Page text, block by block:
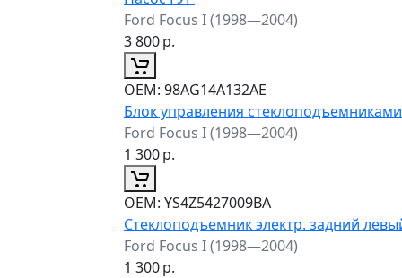
Ford Focus I (1998—2004)
3 800р.
ОЕМ: 98AG14A132AE
Блок управления стеклоподъемниками
Ford Focus I (1998—2004)
1 300р.
ОЕМ: YS4Z5427009BA
Стеклоподъемник электр. задний
Ford Focus I (1998—2004)
1 300р.